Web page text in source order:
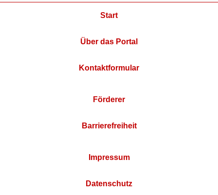
Start
Über das Portal
Kontaktformular
Förderer
Barrierefreiheit
Impressum
Datenschutz